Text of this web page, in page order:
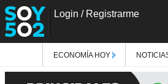
Login / Registrarme
ECONOMÍA HOY